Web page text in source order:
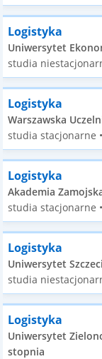
Logistyka
Uniwersytet
studia
Logistyka
Warszawska
studia stacjonarne
Logistyka
Akademia
studia stacjonarne
Logistyka
Uniwersytet
studia
Logistyka
Uniwersytet
stopnia